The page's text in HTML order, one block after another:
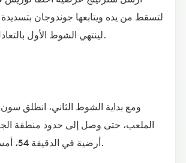
لتسقط من يده ويتابعها جوندوجان
لينتهي الشوط الأول بالتعادل الإيجابي (1-1).
ومع بداية الشوط الثاني، انطلق
الملعب، حتى وصل إلى حدود منطقة
أرضية في الدقيقة 54، أمسك بها إديرسون.